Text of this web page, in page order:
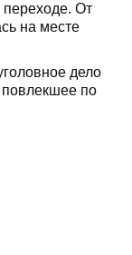
От
на месте
дело
по